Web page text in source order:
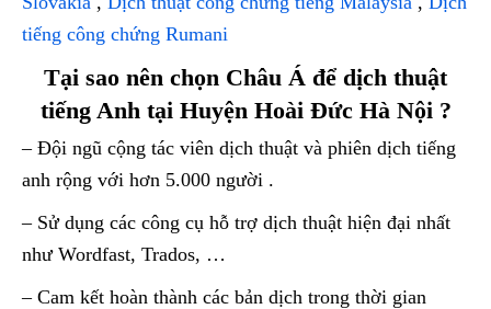
tiếng công chứng Rumani
Tại sao nên chọn Châu Á để dịch thuật
tiếng Anh tại Huyện Hoài Đức Hà Nội ?
– Đội ngũ cộng tác viên dịch thuật và phiên dịch tiếng
anh rộng với hơn 5.000 người .
– Sử dụng các công cụ hỗ trợ dịch thuật hiện đại nhất
như Wordfast, Trados, …
– Cam kết hoàn thành các bản dịch trong thời gian